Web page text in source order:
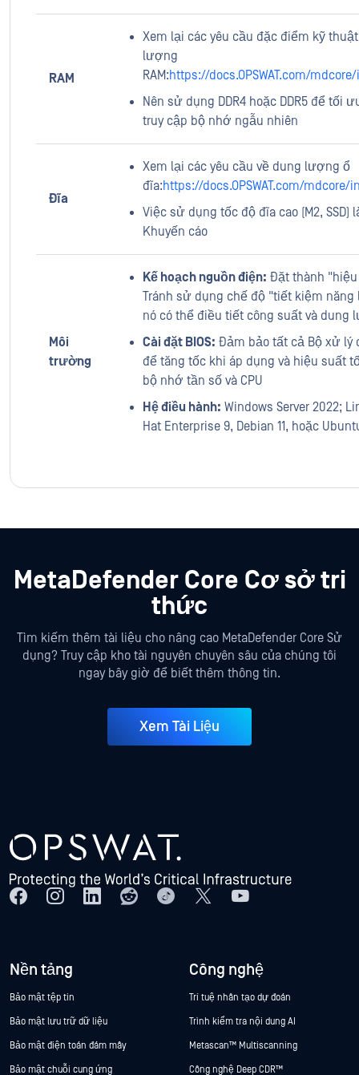
RAM
Xem lại các yêu cầu đặc điểm kỹ
lượng
RAM:https://docs.OPSWAT.com/
Nên sử dụng DDR4 hoặc DDR5 để tối
truy cập bộ nhớ ngẫu nhiên
Đĩa
Xem lại các yêu cầu về dung lượng ổ
đĩa:https://docs.OPSWAT.com/mdcore/
Việc sử dụng tốc độ đĩa cao (M2, SSD)
Khuyến cáo
Môi
trường
Kế hoạch nguồn điện: Đặt thành
Tránh sử dụng chế độ "tiết kiệm
nó có thể điều tiết công suất và dung
Cài đặt BIOS: Đảm bảo tất cả Bộ xử lý
để tăng tốc khi áp dụng và hiệu suất
bộ nhớ tần số và CPU
Hệ điều hành: Windows Server 2022;
Hat Enterprise 9, Debian 11, hoặc
MetaDefender Core Cơ sở tri
thức
Tìm kiếm thêm tài liệu cho nâng cao MetaDefender Core Sử
dụng? Truy cập kho tài nguyên chuyên sâu của chúng tôi
ngay bây giờ để biết thêm thông tin.
Xem Tài Liệu
Nền tảng
Bảo mật tệp tin
Bảo mật lưu trữ dữ liệu
Bảo mật điện toán đám mây
Bảo mật chuỗi cung ứng
Công nghệ
Trí tuệ nhân tạo dự đoán
Trình kiểm tra nội dung AI
Metascan™ Multiscanning
Công nghệ Deep CDR™